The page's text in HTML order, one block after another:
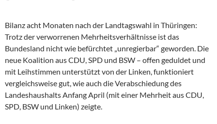
Bilanz acht Monaten nach der Landtagswahl in Thüringen:
Trotz der verworrenen Mehrheitsverhältnisse ist das
Bundesland nicht wie befürchtet „unregierbar“ geworden. Die
neue Koalition aus CDU, SPD und BSW – offen geduldet und
mit Leihstimmen unterstützt von der Linken, funktioniert
vergleichsweise gut, wie auch die Verabschiedung des
Landeshaushalts Anfang April (mit einer Mehrheit aus CDU,
SPD, BSW und Linken) zeigte.